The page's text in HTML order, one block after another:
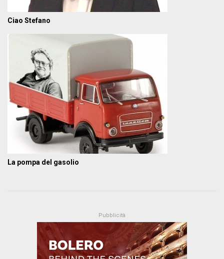
Ciao Stefano
La pompa del gasolio